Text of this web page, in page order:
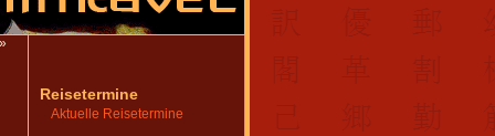
Reisetermine
Aktuelle Reisetermine